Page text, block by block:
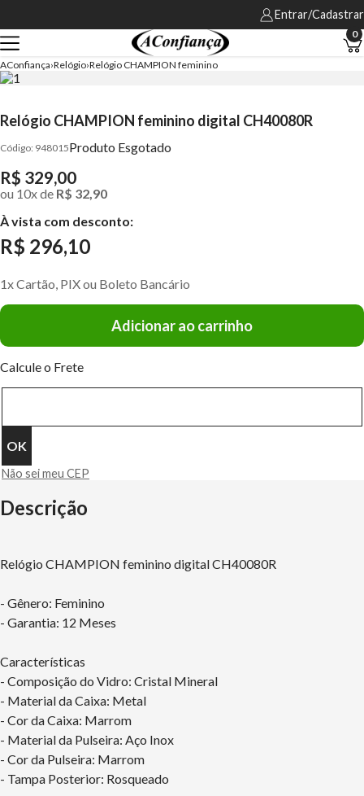
Entrar/Cadastrar
0
AConfiança Relógio Relógio CHAMPION feminino
Relógio CHAMPION feminino digital CH40080R
948015Produto Esgotado
R$ 329,00
ou 10xde R$ 32,90
À vista com desconto:
R$ 296,10
1x Cartão, PIX ou Boleto Bancário
Adicionar ao carrinho
Calcule o Frete
Não sei meu CEP
Descrição
Relógio CHAMPION feminino digital CH40080R
- Gênero: Feminino
- Garantia: 12 Meses
Características
- Composição do Vidro: Cristal Mineral
- Material da Caixa: Metal
- Cor da Caixa: Marrom
- Material da Pulseira: Aço Inox
- Cor da Pulseira: Marrom
- Tampa Posterior: Rosqueado